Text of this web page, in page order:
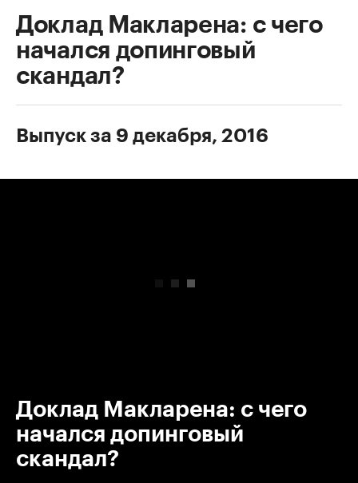
Доклад Макларена: с чего
начался допинговый
скандал?
Выпуск за 9 декабря, 2016
Доклад Макларена: с чего
начался допинговый
скандал?